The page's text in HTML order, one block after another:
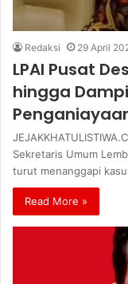
Redaksi 29 April
LPAI Pusat
hingga
Sekretaris Umum
turut menanggapi
Read More »